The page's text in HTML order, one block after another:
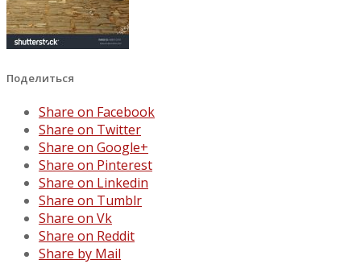
Поделиться
Share on Facebook
Share on Twitter
Share on Google+
Share on Pinterest
Share on Linkedin
Share on Tumblr
Share on Vk
Share on Reddit
Share by Mail